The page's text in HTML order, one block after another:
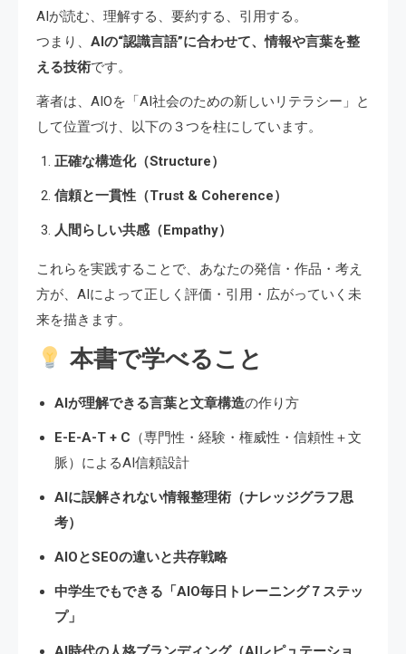
AIが読む、理解する、要約する、引用する。
つまり、 AIの“認識言語”に合わせて、情報や言葉を整
える技術です。
著者は、AIOを「AI社会のための新しいリテラシー」と
して位置づけ、以下の３つを柱にしています。
正確な構造化（Structure）
信頼と一貫性（Trust & Coherence）
人間らしい共感（Empathy）
これらを実践することで、あなたの発信・作品・考え
方が、AIによって正しく評価・引用・広がっていく未
来を描きます。
本書で学べること
AIが理解できる言葉と文章構造の作り方
E-E-A-T + C （専門性・経験・権威性・信頼性＋文
脈）によるAI信頼設計
AIに誤解されない情報整理術（ナレッジグラフ思
考）
AIOとSEOの違いと共存戦略
中学生でもできる「AIO毎日トレーニング７ステッ
プ」